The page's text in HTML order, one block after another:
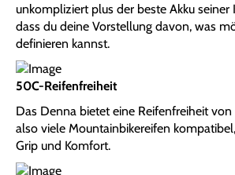
unkompliziert plus der beste Akku seiner
dass du deine Vorstellung davon, was
definieren kannst.
50C-Reifenfreiheit
Das Denna bietet eine Reifenfreiheit von
also viele Mountainbikereifen
Grip und Komfort.